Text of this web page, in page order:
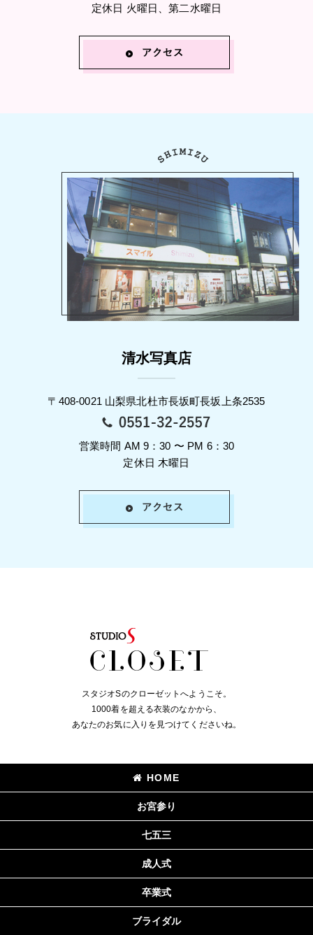
定休日 火曜日、第二水曜日
清水写真店
〒408-0021 山梨県北杜市長坂町長坂上条2535
営業時間 AM 9：30 〜 PM 6：30
定休日 木曜日
スタジオSのクローゼットへようこそ。
1000着を超える衣装のなかから、
あなたのお気に入りを見つけてくださいね。
HOME
お宮参り
七五三
成人式
卒業式
ブライダル